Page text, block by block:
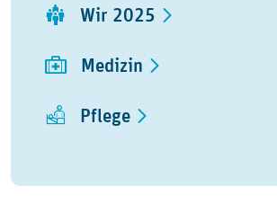
Wir 2025
Medizin
Pflege